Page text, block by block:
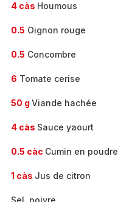
4 càs Houmous
0.5 Oignon rouge
0.5 Concombre
6 Tomate cerise
50 g Viande hachée
4 càs Sauce yaourt
0.5 càc Cumin en poudre
1 càs Jus de citron
Sel, poivre